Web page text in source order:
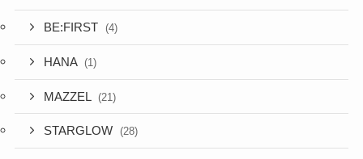
BE:FIRST (4)
HANA (1)
MAZZEL (21)
STARGLOW (28)